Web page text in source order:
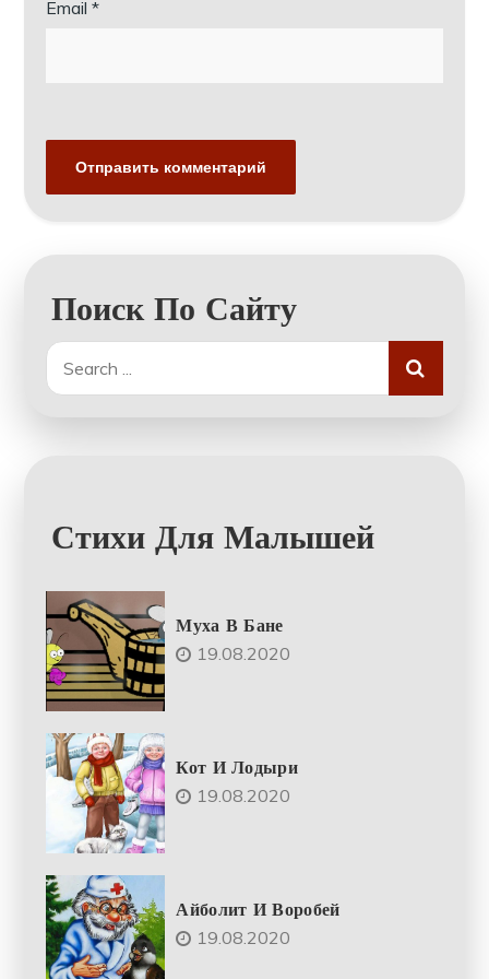
Email*
Поиск По Сайту
Search
for:
Стихи Для Малышей
Муха В Бане
19.08.2020
Кот И Лодыри
19.08.2020
Айболит И Воробей
19.08.2020